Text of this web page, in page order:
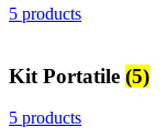
5 products
Kit Portatile (5)
5 products